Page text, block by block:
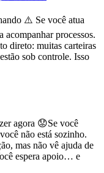
⚠️ Se você atua
acompanhar processos.
direto: muitas carteiras
sob controle. Isso
agora 😟Se você
não está sozinho.
mas não vê ajuda de
espera apoio… e